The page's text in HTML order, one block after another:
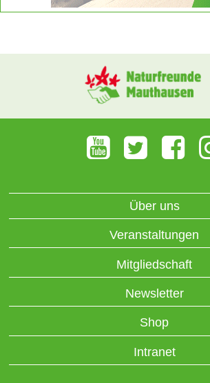
Über uns
Veranstaltungen
Mitgliedschaft
Newsletter
Shop
Intranet